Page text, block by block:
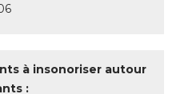
à insonoriser autour
: